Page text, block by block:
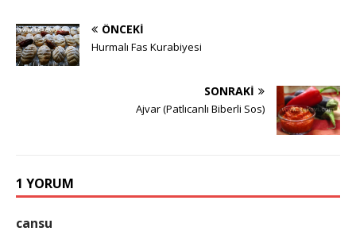
ÖNCEKI
Hurmalı Fas Kurabiyesi
SONRAKI
Ajvar (Patlıcanlı Biberli Sos)
1 YORUM
cansu